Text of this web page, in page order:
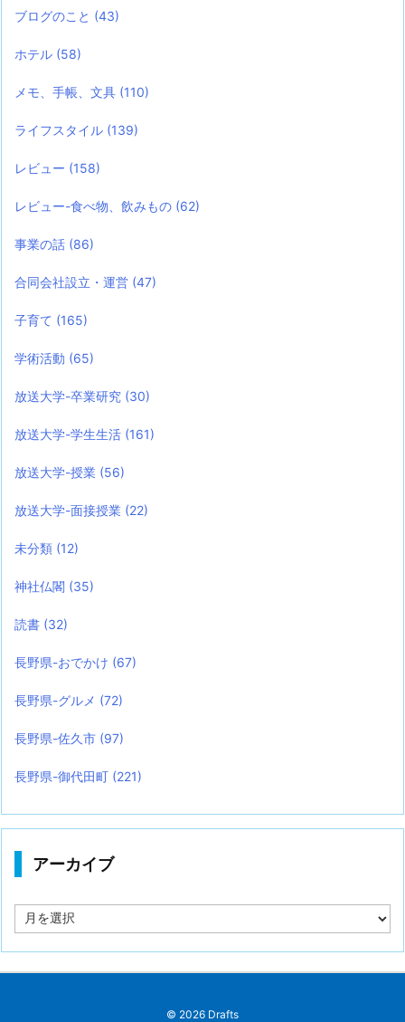
ブログのこと (43)
ホテル (58)
メモ、手帳、文具 (110)
ライフスタイル (139)
レビュー (158)
レビュー-食べ物、飲みもの (62)
事業の話 (86)
合同会社設立・運営 (47)
子育て (165)
学術活動 (65)
放送大学-卒業研究 (30)
放送大学-学生生活 (161)
放送大学-授業 (56)
放送大学-面接授業 (22)
未分類 (12)
神社仏閣 (35)
読書 (32)
長野県-おでかけ (67)
長野県-グルメ (72)
長野県-佐久市 (97)
長野県-御代田町 (221)
アーカイブ
ー
© 2026 Drafts